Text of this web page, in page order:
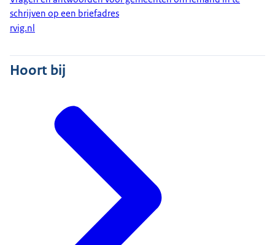
schrijven op een briefadres
rvig.nl
Hoort bij